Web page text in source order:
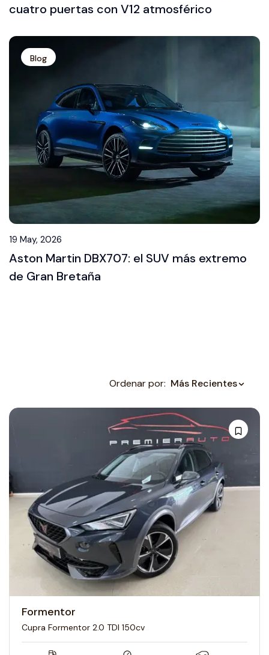
cuatro puertas con V12 atmosférico
Blog
19 May, 2026
Aston Martin DBX707: el SUV más extremo
de Gran Bretaña
Ordenar por: Más Recientes
Formentor
Cupra Formentor 2.0 TDI 150cv